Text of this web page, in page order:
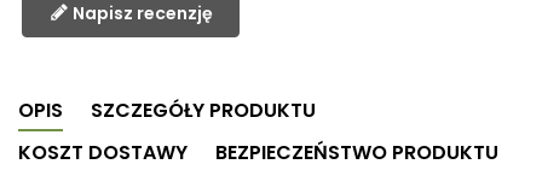
Napisz recenzję
OPIS
SZCZEGÓŁY PRODUKTU
KOSZT DOSTAWY
BEZPIECZEŃSTWO PRODUKTU